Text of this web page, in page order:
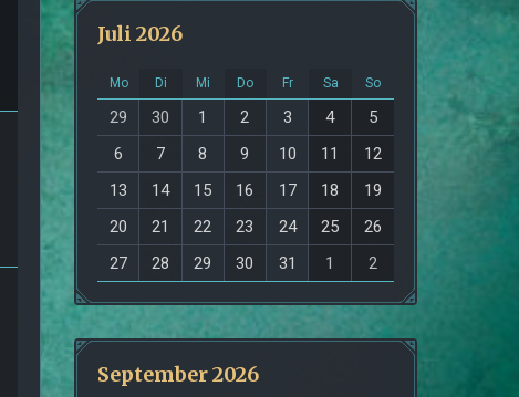
Juli 2026
Mo Di Mi Do Fr Sa So
29 30 1 2 3 4
5
6
7 8 9 10 11
12
13
14 15 16 17 18
19
20
21 22 23 24 25
26
27
28 29 30 31 1 2
September 2026